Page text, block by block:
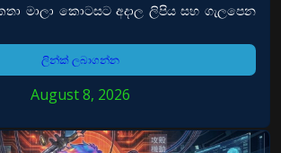
මාලා කොටසට අදාල ලිපිය සහ ගැලපෙන
ලින්ක් ලබාගන්න
August 8, 2026